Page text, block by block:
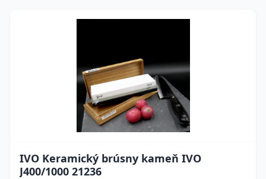
IVO Keramický brúsny kameň IVO
J400/1000 21236